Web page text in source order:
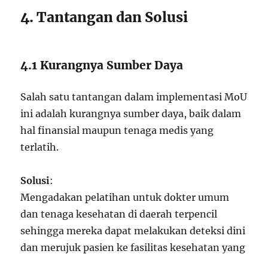
4. Tantangan dan Solusi
4.1 Kurangnya Sumber Daya
Salah satu tantangan dalam implementasi MoU
ini adalah kurangnya sumber daya, baik dalam
hal finansial maupun tenaga medis yang
terlatih.
Solusi:
Mengadakan pelatihan untuk dokter umum
dan tenaga kesehatan di daerah terpencil
sehingga mereka dapat melakukan deteksi dini
dan merujuk pasien ke fasilitas kesehatan yang